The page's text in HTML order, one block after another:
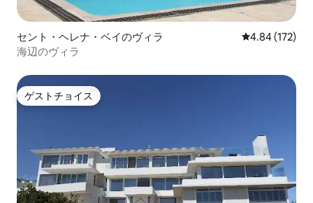
セント・ヘレナ・ベイのヴィラ レビュー172
4.84 (172)
海辺のヴィラ
ゲストチョイス
ゲストチョイス